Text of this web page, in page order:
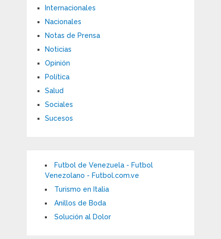
Internacionales
Nacionales
Notas de Prensa
Noticias
Opinión
Política
Salud
Sociales
Sucesos
Futbol de Venezuela - Futbol
Venezolano - Futbol.com.ve
Turismo en Italia
Anillos de Boda
Solución al Dolor